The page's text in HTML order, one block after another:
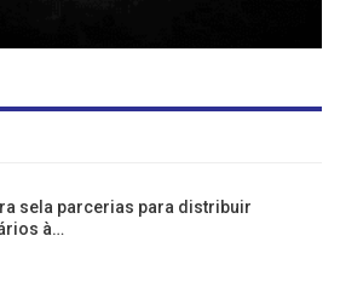
sela parcerias para distribuir
à…